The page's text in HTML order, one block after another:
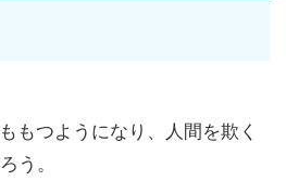
もつようになり、人間を欺く
う。